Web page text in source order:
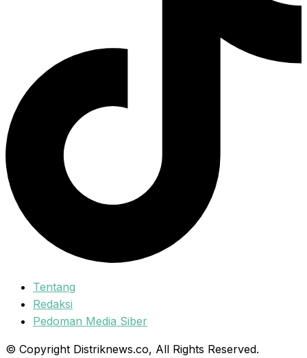
Tentang
Redaksi
Pedoman Media Siber
© Copyright Distriknews.co, All Rights Reserved.